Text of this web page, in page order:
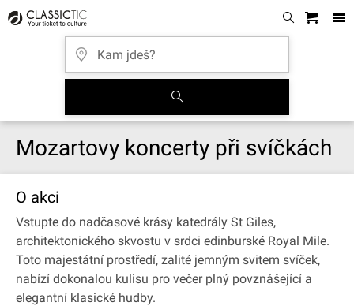
Mozartovy koncerty při svíčkách
O akci
Vstupte do nadčasové krásy katedrály St Giles,
architektonického skvostu v srdci edinburské Royal Mile.
Toto majestátní prostředí, zalité jemným svitem svíček,
nabízí dokonalou kulisu pro večer plný povznášející a
elegantní klasické hudby.